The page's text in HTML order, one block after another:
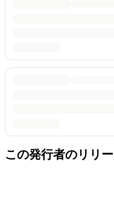
この発行者のリリ